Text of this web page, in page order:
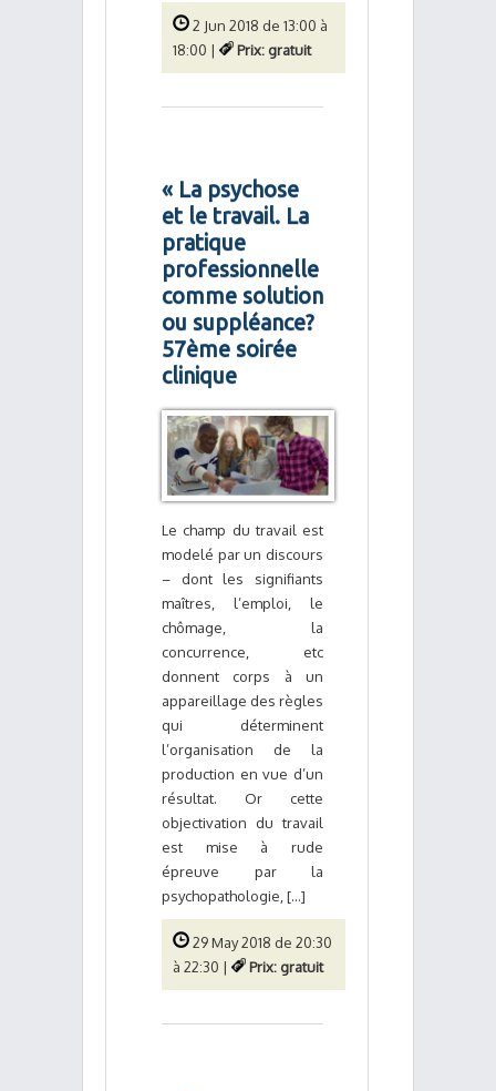
2 Jun 2018 de 13:00 à
18:00 |
Prix: gratuit
« La psychose
et le travail. La
pratique
professionnelle
comme solution
ou suppléance?
57ème soirée
clinique
Le champ du travail est
modelé par un discours
– dont les signifiants
maîtres, l’emploi, le
chômage, la
concurrence, etc
donnent corps à un
appareillage des règles
qui déterminent
l’organisation de la
production en vue d’un
résultat. Or cette
objectivation du travail
est mise à rude
épreuve par la
psychopathologie, [...]
29 May 2018 de 20:30
à 22:30 |
Prix: gratuit